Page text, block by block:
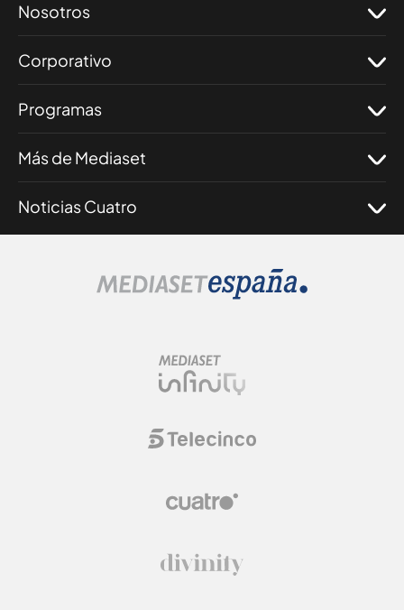
Nosotros
Corporativo
Programas
Más de Mediaset
Noticias Cuatro